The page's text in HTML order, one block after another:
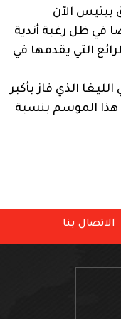
بيتيس الآن
في ظل رغبة أندية
التي يقدمها في
الذي فاز بأكبر
هذا الموسم بنسبة
الاتصال بنا